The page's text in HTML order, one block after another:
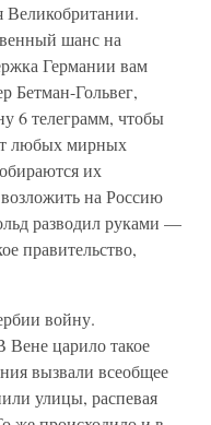
шанс на
Германии вам
Бетман-Гольвег,
6 телеграмм, чтобы
любых мирных
их
возложить на Россию
разводил руками —
правительство,
войну.
Вене царило такое
вызвали всеобщее
улицы, распевая